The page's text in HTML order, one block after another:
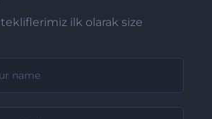
ilk olarak size